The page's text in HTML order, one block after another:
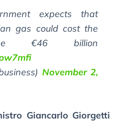
expects that
gas could cost the
€46 billion
November 2,
Giancarlo Giorgetti